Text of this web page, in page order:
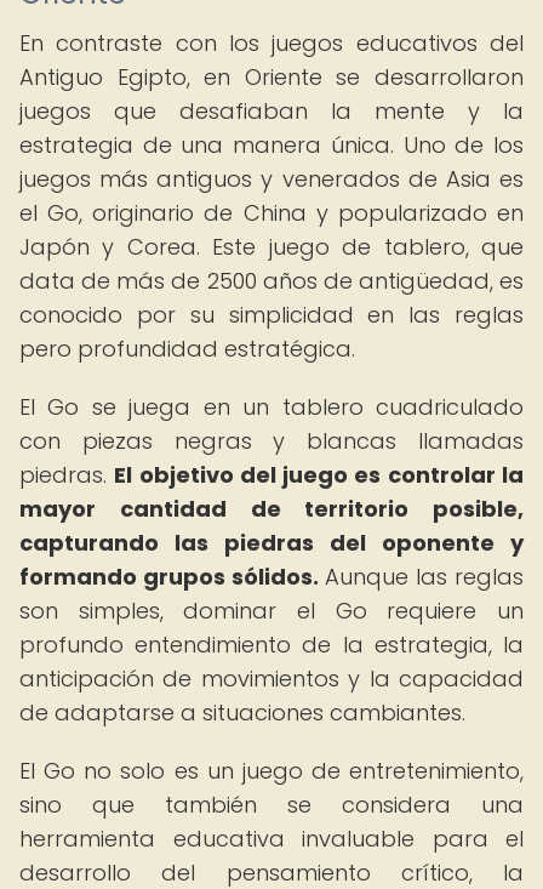
En contraste con los juegos educativos del
Antiguo Egipto, en Oriente se desarrollaron
juegos que desafiaban la mente y la
estrategia de una manera única. Uno de los
juegos más antiguos y venerados de Asia es
el Go, originario de China y popularizado en
Japón y Corea. Este juego de tablero, que
data de más de 2500 años de antigüedad, es
conocido por su simplicidad en las reglas
pero profundidad estratégica.
El Go se juega en un tablero cuadriculado
con piezas negras y blancas llamadas
piedras. El objetivo del juego es controlar la
mayor cantidad de territorio posible,
capturando las piedras del oponente y
formando grupos sólidos. Aunque las reglas
son simples, dominar el Go requiere un
profundo entendimiento de la estrategia, la
anticipación de movimientos y la capacidad
de adaptarse a situaciones cambiantes.
El Go no solo es un juego de entretenimiento,
sino que también se considera una
herramienta educativa invaluable para el
desarrollo del pensamiento crítico, la